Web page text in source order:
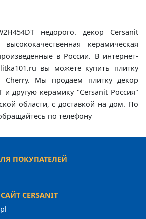
недорого. декор Cersanit
керамическая
в России. В интернет-
вы можете купить плитку
Cherry. Мы продаем плитку декор
и другую керамику "Cersanit Россия"
области, с доставкой на дом. По
по телефону
ПОКУПАТЕЛЕЙ
CERSANIT